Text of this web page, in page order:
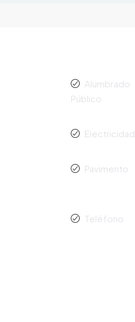
Alumbrado
Público
Electricidad
Pavimento
Teléfono